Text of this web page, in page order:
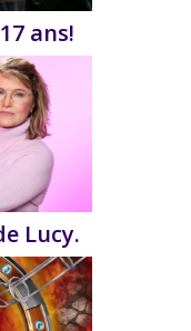
ans!
Lucy.